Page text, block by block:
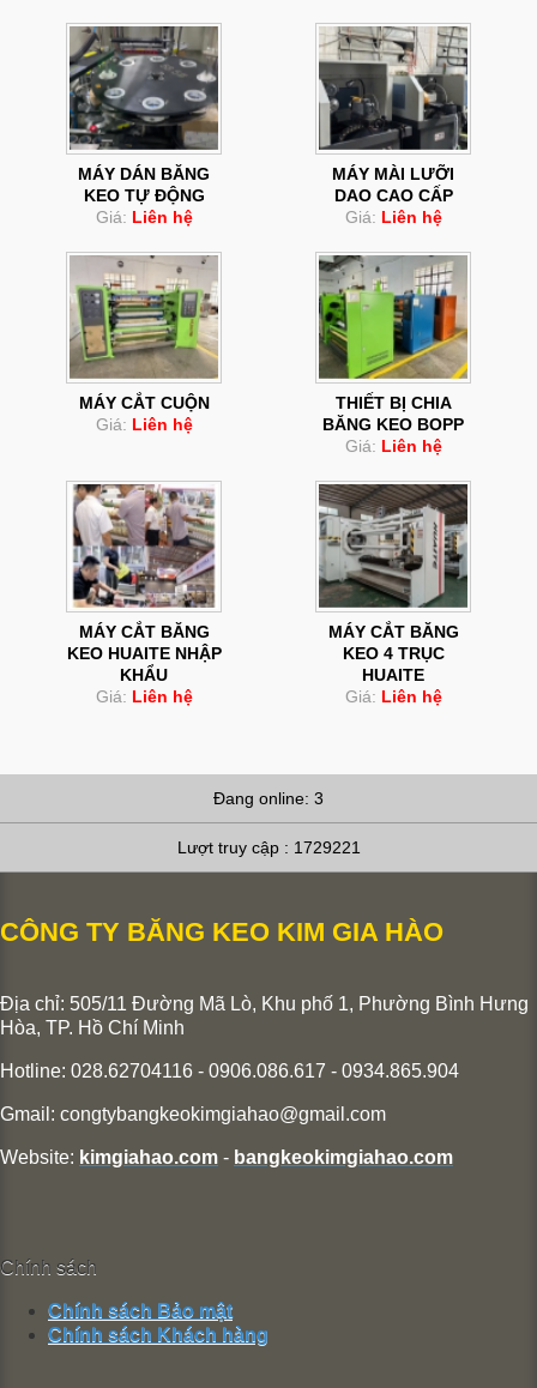
MÁY DÁN BĂNG
KEO TỰ ĐỘNG
Giá: Liên hệ
MÁY MÀI LƯỠI
DAO CAO CẤP
Giá: Liên hệ
MÁY CẮT CUỘN
Giá: Liên hệ
THIẾT BỊ CHIA
BĂNG KEO BOPP
Giá: Liên hệ
MÁY CẮT BĂNG
KEO HUAITE NHẬP
KHẨU
Giá: Liên hệ
MÁY CẮT BĂNG
KEO 4 TRỤC
HUAITE
Giá: Liên hệ
Đang online: 3
Lượt truy cập : 1729221
CÔNG TY BĂNG KEO KIM GIA HÀO
Địa chỉ: 505/11 Đường Mã Lò, Khu phố 1, Phường Bình Hưng
Hòa, TP. Hồ Chí Minh
Hotline: 028.62704116 - 0906.086.617 - 0934.865.904
Gmail: congtybangkeokimgiahao@gmail.com
Website: kimgiahao.com - bangkeokimgiahao.com
Chính sách
Chính sách Bảo mật
Chính sách Khách hàng